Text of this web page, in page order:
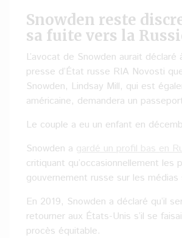
Snowden reste
sa fuite vers la
L’avocat de Snowden aurait déclaré
presse d’État russe RIA Novosti
Snowden, Lindsay Mill, qui est
américaine, demandera un
Le couple a eu un enfant en
Snowden a gardé un profil bas en
critiquant qu’occasionnellement les
gouvernement russe sur les médias
En 2019, Snowden a déclaré qu’il
retourner aux États-Unis s’il se
procès équitable.